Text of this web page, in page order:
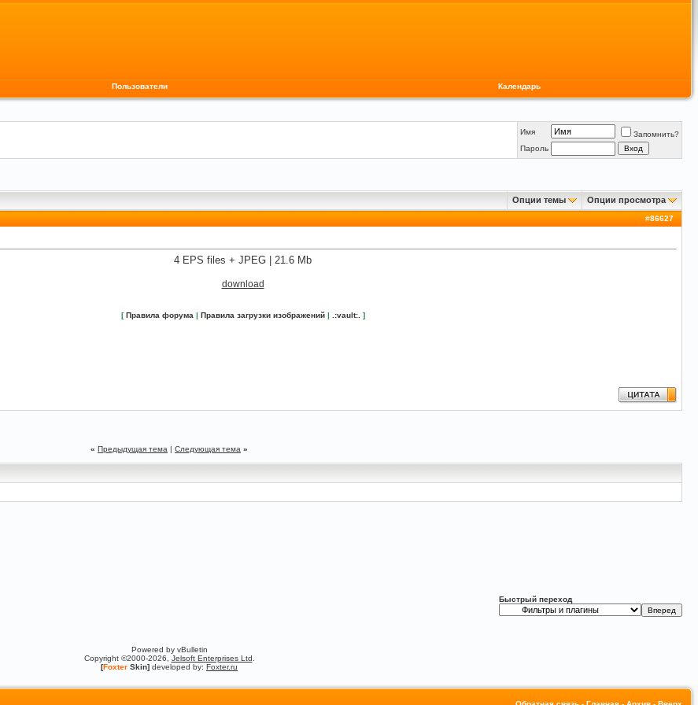
Пользователи Календарь
Имя
Запомнить?
Пароль
Опции темы Опции просмотра
#86627
4 EPS files + JPEG | 21.6 Mb
download
[Правила форума | Правила загрузки изображений | .:vault:. ]
« Предыдущая тема | Следующая тема »
Быстрый переход
Powered by vBulletin
Copyright ©2000-2026, Jelsoft Enterprises Ltd
[Foxter Skin] developed by: Foxter.ru